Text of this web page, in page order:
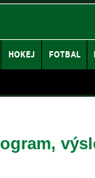
HOKEJ FOTBAL